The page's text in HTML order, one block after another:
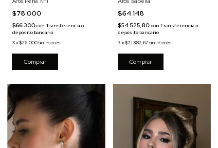
$78.000
$66.300 con Transferencia o
depósito bancario
3 x$26.000sin interés
Comprar
$64.148
$54.525,80 con Transferencia o
depósito bancario
3 x$21.382,67 sin interés